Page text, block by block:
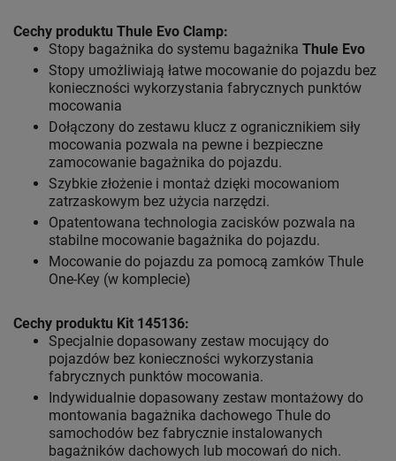
Cechy produktu Thule Evo Clamp:
Stopy bagażnika do systemu bagażnika Thule Evo
Stopy umożliwiają łatwe mocowanie do pojazdu bez
konieczności wykorzystania fabrycznych punktów
mocowania
Dołączony do zestawu klucz z ogranicznikiem siły
mocowania pozwala na pewne i bezpieczne
zamocowanie bagażnika do pojazdu.
Szybkie złożenie i montaż dzięki mocowaniom
zatrzaskowym bez użycia narzędzi.
Opatentowana technologia zacisków pozwala na
stabilne mocowanie bagażnika do pojazdu.
Mocowanie do pojazdu za pomocą zamków Thule
One-Key (w komplecie)
Cechy produktu Kit 145136:
Specjalnie dopasowany zestaw mocujący do
pojazdów bez konieczności wykorzystania
fabrycznych punktów mocowania.
Indywidualnie dopasowany zestaw montażowy do
montowania bagażnika dachowego Thule do
samochodów bez fabrycznie instalowanych
bagażników dachowych lub mocowań do nich.